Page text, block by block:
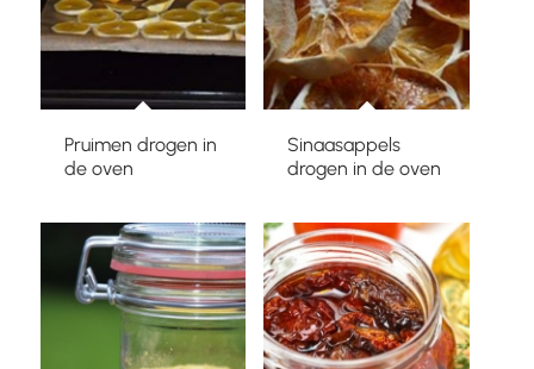
Pruimen drogen in
de oven
Sinaasappels
drogen in de oven